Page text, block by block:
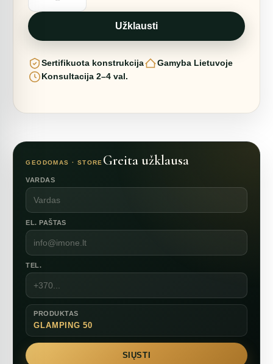
50m2
GARAŽAS-
SANDĖLYS
Ø8m
H4m
Užklausti
Sertifikuota konstrukcija
Gamyba Lietuvoje
Konsultacija 2–4 val.
GEODOMAS · STORE Greita užklausa
VARDAS
EL. PAŠTAS
TEL.
PRODUKTAS
GLAMPING 50
SIŲSTI